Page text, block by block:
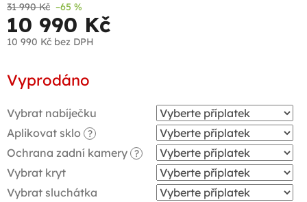
31 990 Kč –65 %
10 990 Kč
10 990 Kč bez DPH
cena:
Vyprodáno
Vybrat nabíječku
Aplikovat sklo
?
Ochrana zadní kamery ?
Vybrat kryt
Vybrat sluchátka